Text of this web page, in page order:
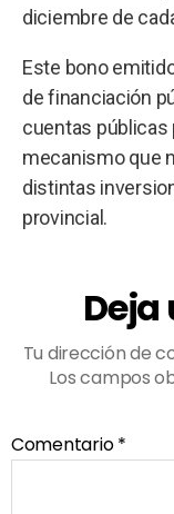
diciembre de
Este bono
de financiación
cuentas públicas
mecanismo que
distintas
provincial.
Deja
Tu dirección de
Los campos
Comentario*